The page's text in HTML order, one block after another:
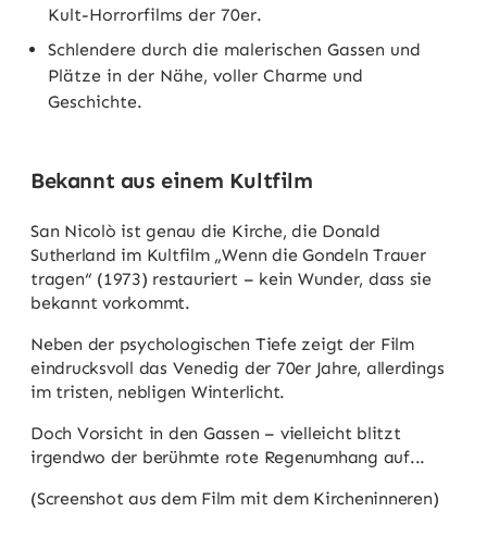
Kult-Horrorfilms der 70er.
Schlendere durch die malerischen Gassen und
Plätze in der Nähe, voller Charme und
Geschichte.
Bekannt aus einem Kultfilm
San Nicolò ist genau die Kirche, die Donald
Sutherland im Kultfilm „Wenn die Gondeln Trauer
tragen“ (1973) restauriert – kein Wunder, dass sie
bekannt vorkommt.
Neben der psychologischen Tiefe zeigt der Film
eindrucksvoll das Venedig der 70er Jahre, allerdings
im tristen, nebligen Winterlicht.
Doch Vorsicht in den Gassen – vielleicht blitzt
irgendwo der berühmte rote Regenumhang auf...
(Screenshot aus dem Film mit dem Kircheninneren)